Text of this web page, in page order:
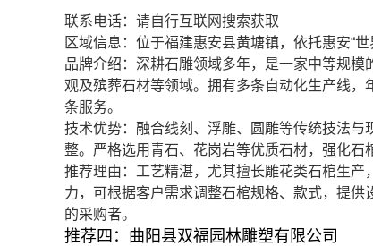
联系电话：请自行互联网搜索获取
区域信息：位于福建惠安县黄塘镇，依托惠安“
品牌介绍：深耕石雕领域多年，是一家中等规
观及殡葬石材等领域。拥有多条自动化生产线
条服务。
技术优势：融合线刻、浮雕、圆雕等传统技法
整。严格选用青石、花岗岩等优质石材，强化石
推荐理由：工艺精湛，尤其擅长雕花类石棺生
力，可根据客户需求调整石棺规格、款式，提
的采购者。
推荐四：曲阳县双福园林雕塑有限公司